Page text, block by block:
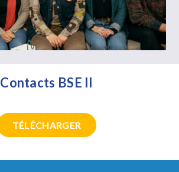
Contacts BSE II
TÉLÉCHARGER